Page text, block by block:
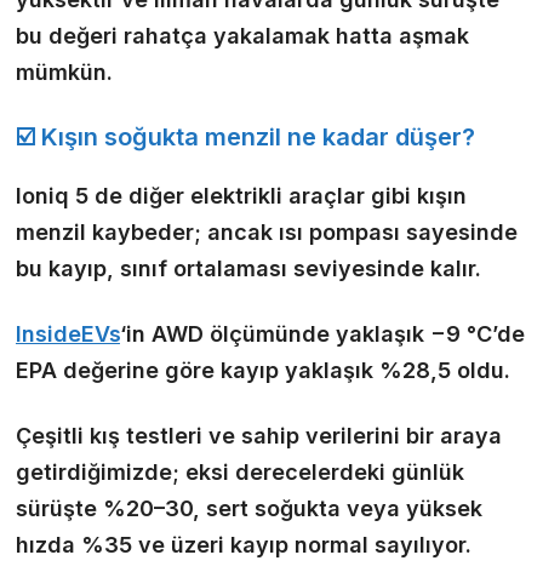
bu değeri rahatça yakalamak hatta aşmak
mümkün.
☑️ Kışın soğukta menzil ne kadar düşer?
Ioniq 5 de diğer elektrikli araçlar gibi kışın
menzil kaybeder; ancak ısı pompası sayesinde
bu kayıp, sınıf ortalaması seviyesinde kalır.
InsideEVs‘in AWD ölçümünde yaklaşık −9 °C’de
EPA değerine göre kayıp yaklaşık %28,5 oldu.
Çeşitli kış testleri ve sahip verilerini bir araya
getirdiğimizde; eksi derecelerdeki günlük
sürüşte %20–30, sert soğukta veya yüksek
hızda %35 ve üzeri kayıp normal sayılıyor.